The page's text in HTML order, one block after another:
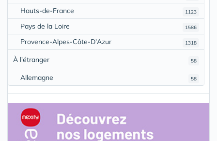
1123
Hauts-de-France
1586
Pays de la Loire
1318
Provence-Alpes-Côte-D'Azur
58
À l'étranger
58
Allemagne